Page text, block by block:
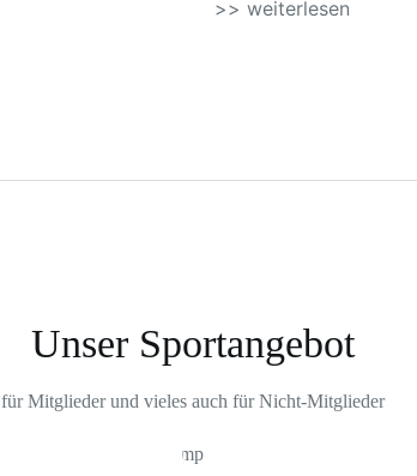
>> weiterlesen
Unser Sportangebot
für Mitglieder und vieles auch für Nicht-Mitglieder